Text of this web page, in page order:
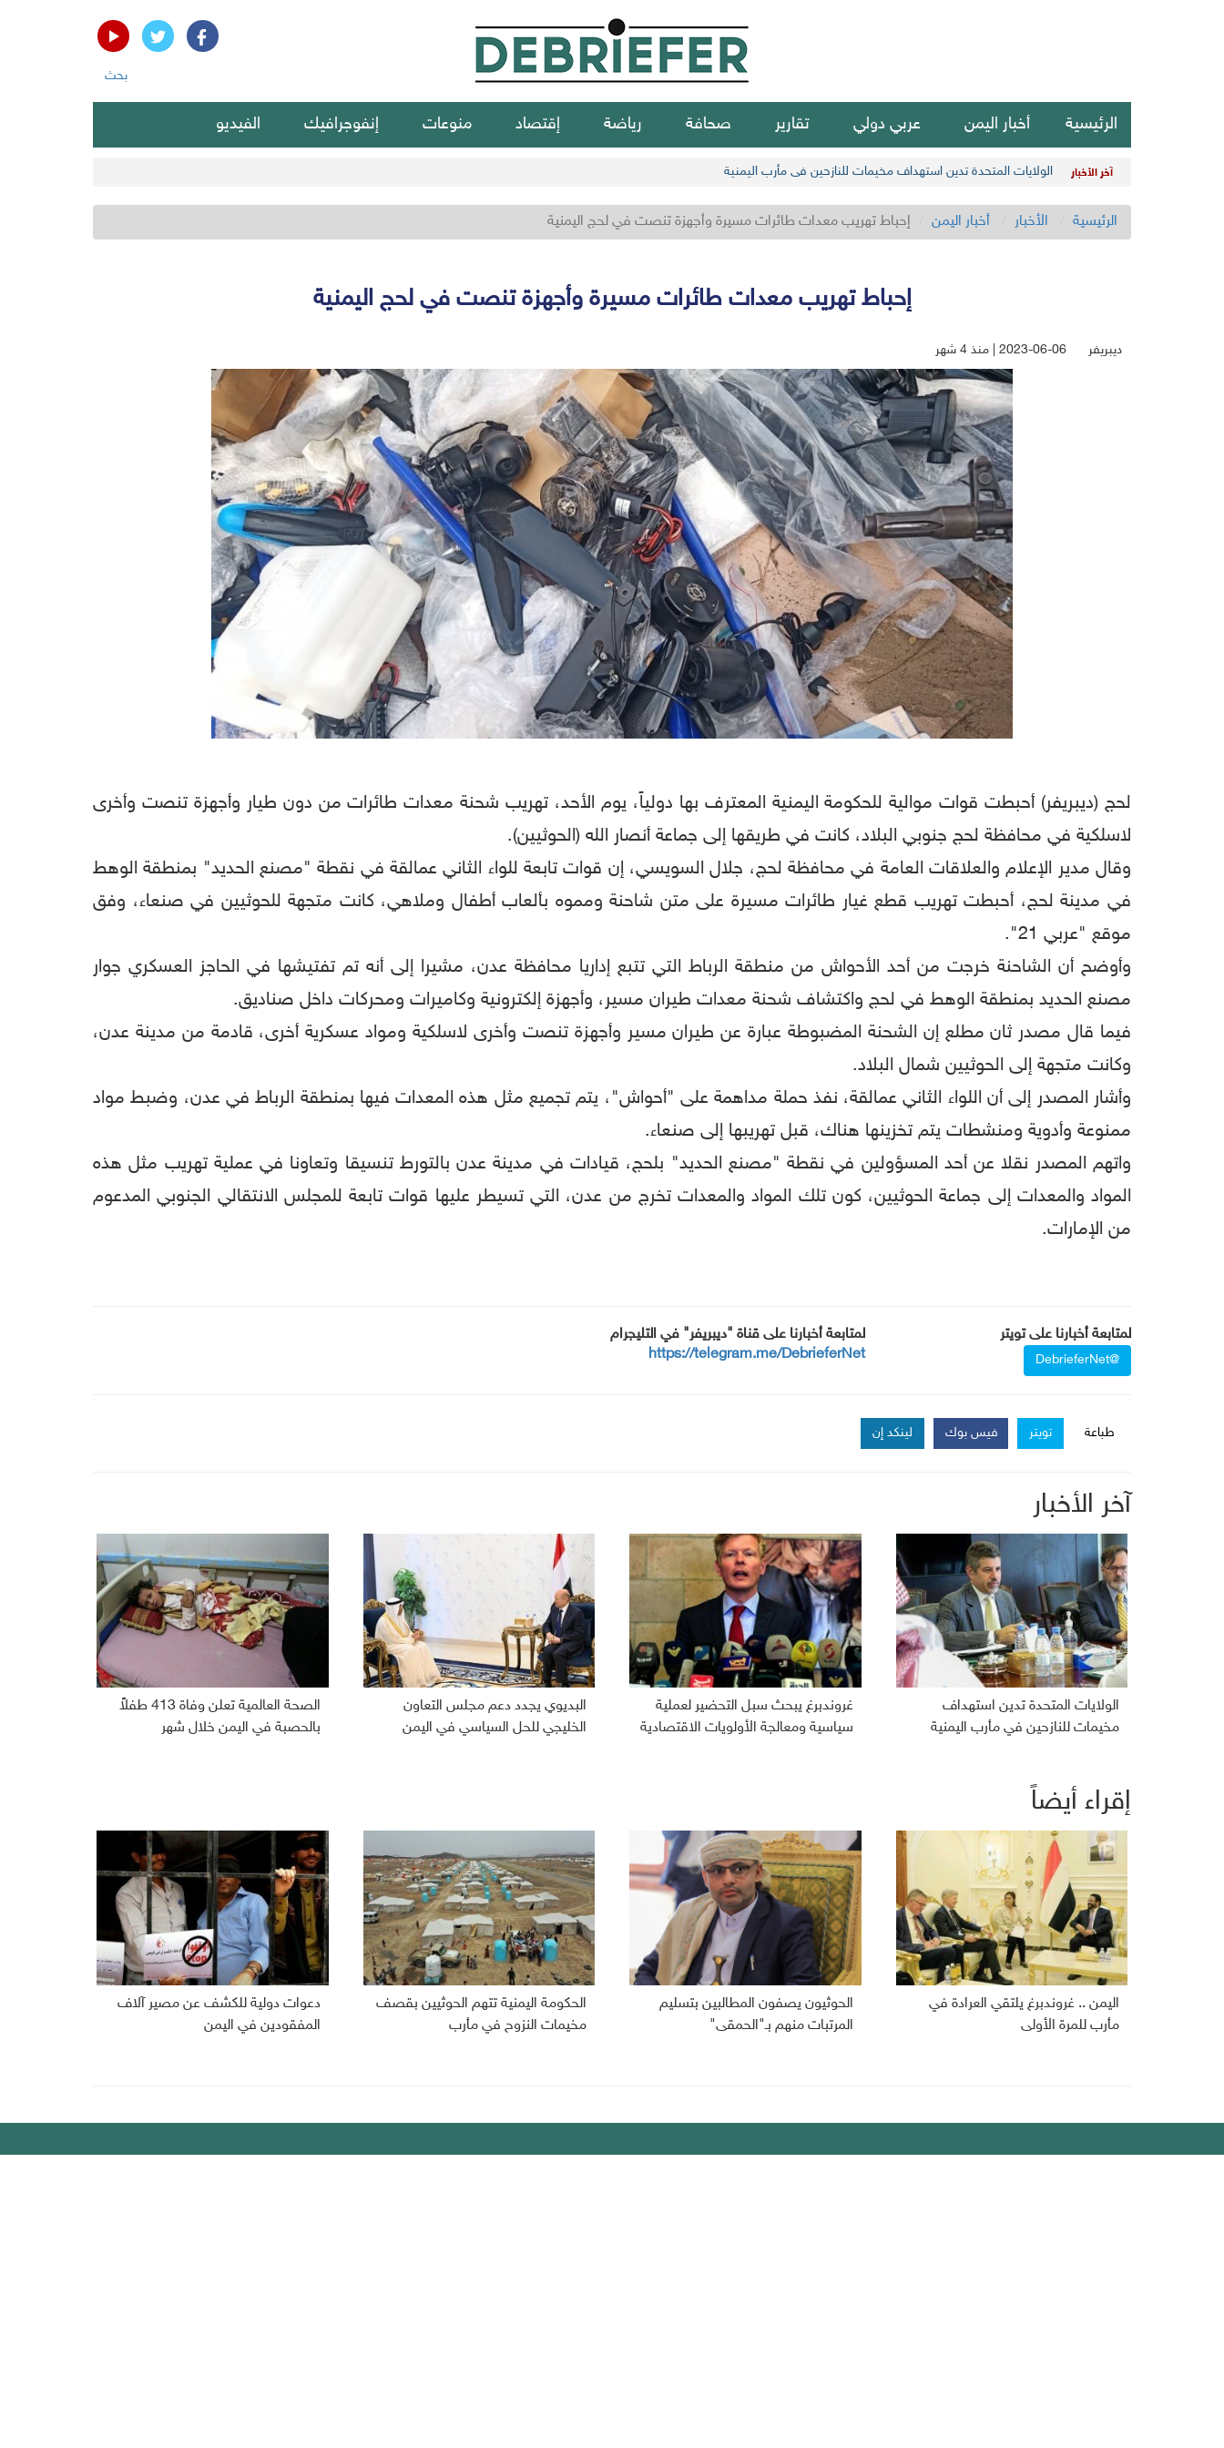
بحث
الرئيسية أخبار اليمن عربي دولي تقارير صحافة رياضة إقتصاد منوعات إنفوجرافيك الفيديو
آخر الأخبار الولايات المتحدة تدين استهداف مخيمات للنازحين في مأرب اليمنية
الرئيسية الأخبار أخبار اليمن إحباط تهريب معدات طائرات مسيرة وأجهزة تنصت في لحج اليمنية
إحباط تهريب معدات طائرات مسيرة وأجهزة تنصت في لحج اليمنية
ديبريفر 2023-06-06 | منذ 4 شهر
لحج (ديبريفر) أحبطت قوات موالية للحكومة اليمنية المعترف بها دولياً، يوم الأحد، تهريب شحنة معدات طائرات من دون طيار وأجهزة تنصت وأخرى
لاسلكية في محافظة لحج جنوبي البلاد، كانت في طريقها إلى جماعة أنصار الله (الحوثيين).
وقال مدير الإعلام والعلاقات العامة في محافظة لحج، جلال السويسي، إن قوات تابعة للواء الثاني عمالقة في نقطة "مصنع الحديد" بمنطقة الوهط
في مدينة لحج، أحبطت تهريب قطع غيار طائرات مسيرة على متن شاحنة ومموه بألعاب أطفال وملاهي، كانت متجهة للحوثيين في صنعاء، وفق
موقع "عربي 21".
وأوضح أن الشاحنة خرجت من أحد الأحواش من منطقة الرباط التي تتبع إداريا محافظة عدن، مشيرا إلى أنه تم تفتيشها في الحاجز العسكري جوار
مصنع الحديد بمنطقة الوهط في لحج واكتشاف شحنة معدات طيران مسير، وأجهزة إلكترونية وكاميرات ومحركات داخل صناديق.
فيما قال مصدر ثان مطلع إن الشحنة المضبوطة عبارة عن طيران مسير وأجهزة تنصت وأخرى لاسلكية ومواد عسكرية أخرى، قادمة من مدينة عدن،
وكانت متجهة إلى الحوثيين شمال البلاد.
وأشار المصدر إلى أن اللواء الثاني عمالقة، نفذ حملة مداهمة على "أحواش"، يتم تجميع مثل هذه المعدات فيها بمنطقة الرباط في عدن، وضبط مواد
ممنوعة وأدوية ومنشطات يتم تخزينها هناك، قبل تهريبها إلى صنعاء.
واتهم المصدر نقلا عن أحد المسؤولين في نقطة "مصنع الحديد" بلحج، قيادات في مدينة عدن بالتورط تنسيقا وتعاونا في عملية تهريب مثل هذه
المواد والمعدات إلى جماعة الحوثيين، كون تلك المواد والمعدات تخرج من عدن، التي تسيطر عليها قوات تابعة للمجلس الانتقالي الجنوبي المدعوم
من الإمارات.
لمتابعة أخبارنا على تويتر
@DebrieferNet
لمتابعة أخبارنا على قناة "ديبريفر" في التليجرام
https://telegram.me/DebrieferNet
طباعة تويتر فيس بوك لينكد إن
آخر الأخبار
الولايات المتحدة تدين استهداف
مخيمات للنازحين في مأرب اليمنية
غروندبرغ يبحث سبل التحضير لعملية
سياسية ومعالجة الأولويات الاقتصادية
البديوي يجدد دعم مجلس التعاون
الخليجي للحل السياسي في اليمن
الصحة العالمية تعلن وفاة 413 طفلاً
بالحصبة في اليمن خلال شهر
إقراء أيضاً
اليمن .. غروندبرغ يلتقي العرادة في
مأرب للمرة الأولى
الحوثيون يصفون المطالبين بتسليم
المرتبات منهم بـ"الحمقى"
الحكومة اليمنية تتهم الحوثيين بقصف
مخيمات النزوح في مأرب
دعوات دولية للكشف عن مصير آلاف
المفقودين في اليمن